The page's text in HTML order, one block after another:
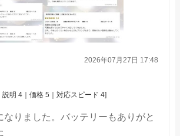
2026年07月27日 17:48
明 4｜価格 5｜対応スピード 4]
なりました。バッテリーもありがと